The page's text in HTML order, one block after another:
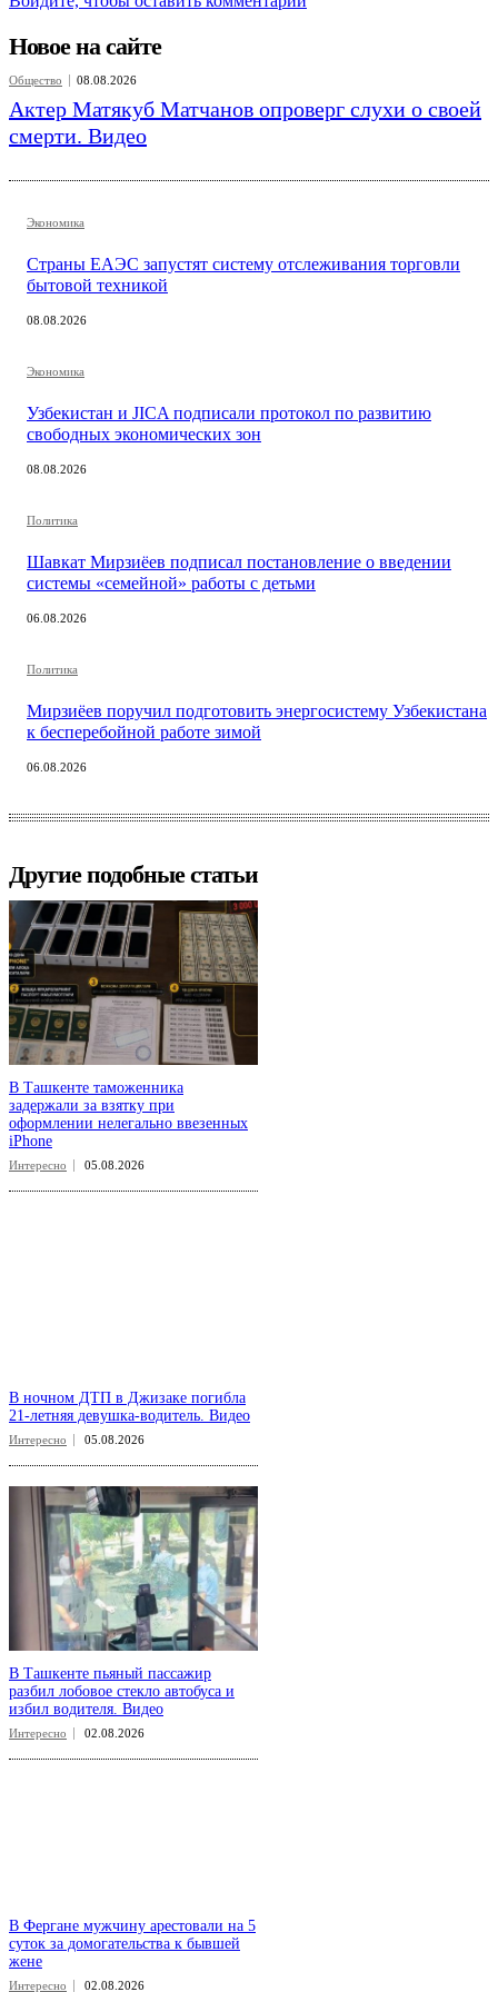
Новое на сайте
Общество 08.08.2026
Актер Матякуб Матчанов опроверг слухи о своей
смерти. Видео
Экономика
Страны ЕАЭС запустят систему отслеживания торговли
бытовой техникой
08.08.2026
Экономика
Узбекистан и JICA подписали протокол по развитию
свободных экономических зон
08.08.2026
Политика
Шавкат Мирзиёев подписал постановление о введении
системы «семейной» работы с детьми
06.08.2026
Политика
Мирзиёев поручил подготовить энергосистему Узбекистана
к бесперебойной работе зимой
06.08.2026
Другие подобные статьи
В Ташкенте таможенника
задержали за взятку при
оформлении нелегально ввезенных
iPhone
Интересно 05.08.2026
В ночном ДТП в Джизаке погибла
21-летняя девушка-водитель. Видео
Интересно 05.08.2026
В Ташкенте пьяный пассажир
разбил лобовое стекло автобуса и
избил водителя. Видео
Интересно 02.08.2026
В Фергане мужчину арестовали на 5
суток за домогательства к бывшей
жене
Интересно 02.08.2026